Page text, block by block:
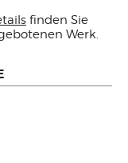
finden Sie
Werk.